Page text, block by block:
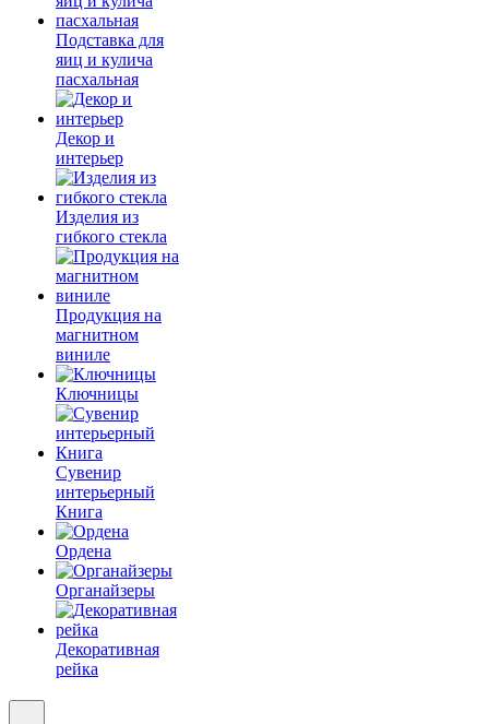
Подставка для
яиц и кулича
пасхальная
Декор и
интерьер
Изделия из
гибкого стекла
Продукция на
магнитном
виниле
Ключницы
Сувенир
интерьерный
Книга
Ордена
Органайзеры
Декоративная
рейка